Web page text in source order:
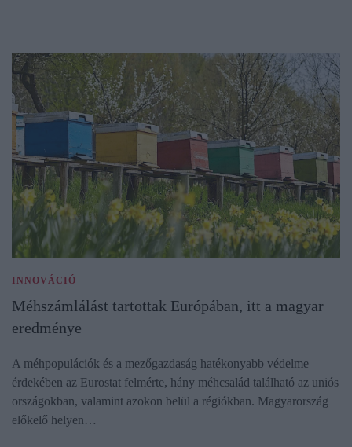
INNOVÁCIÓ
Méhszámlálást tartottak Európában, itt a magyar
eredménye
A méhpopulációk és a mezőgazdaság hatékonyabb védelme
érdekében az Eurostat felmérte, hány méhcsalád található az uniós
országokban, valamint azokon belül a régiókban. Magyarország
előkelő helyen…